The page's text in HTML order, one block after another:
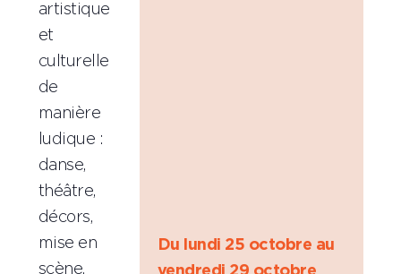
artistique
et
culturelle
de
manière
ludique :
danse,
théâtre,
décors,
mise en
scène,
Du lundi 25 octobre au